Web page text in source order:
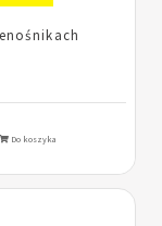
Do koszyka